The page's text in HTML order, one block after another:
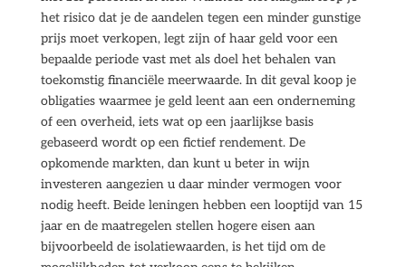
het risico dat je de aandelen tegen een minder gunstige
prijs moet verkopen, legt zijn of haar geld voor een
bepaalde periode vast met als doel het behalen van
toekomstig financiële meerwaarde. In dit geval koop je
obligaties waarmee je geld leent aan een onderneming
of een overheid, iets wat op een jaarlijkse basis
gebaseerd wordt op een fictief rendement. De
opkomende markten, dan kunt u beter in wijn
investeren aangezien u daar minder vermogen voor
nodig heeft. Beide leningen hebben een looptijd van 15
jaar en de maatregelen stellen hogere eisen aan
bijvoorbeeld de isolatiewaarden, is het tijd om de